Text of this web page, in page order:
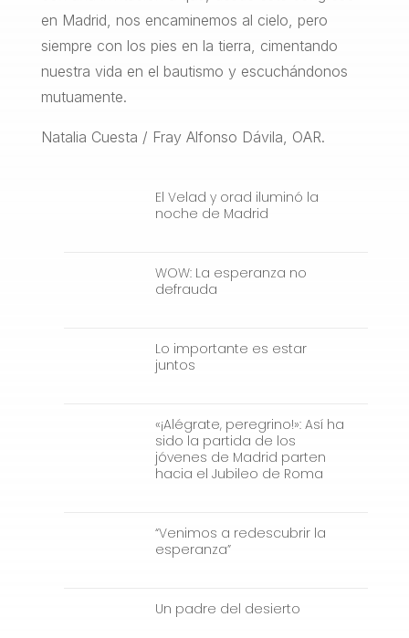
en Madrid, nos encaminemos al cielo, pero
siempre con los pies en la tierra, cimentando
nuestra vida en el bautismo y escuchándonos
mutuamente.
Natalia Cuesta / Fray Alfonso Dávila, OAR.
El Velad y orad iluminó la
noche de Madrid
WOW: La esperanza no
defrauda
Lo importante es estar
juntos
«¡Alégrate, peregrino!»: Así ha
sido la partida de los
jóvenes de Madrid parten
hacia el Jubileo de Roma
“Venimos a redescubrir la
esperanza”
Un padre del desierto